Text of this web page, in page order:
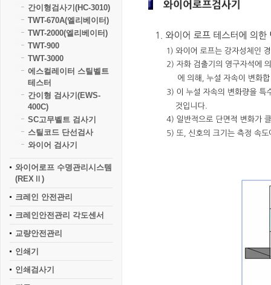
간이형검사기(HC-3010)
TWT-670A(엘리베이터)
TWT-2000(엘리베이터)
TWT-900
TWT-3000
에스컬레이터 스틸벨트
테스터
간이형 검사기(EWS-
400C)
SC고무벨트 검사기
스틸코드 단선검사
와이어 검사기
와이어로프 수명관리시스템
(REXⅡ)
크레인 안전관리
크레인안전관리 각도센서
교량안전관리
인쇄기
인쇄검사기